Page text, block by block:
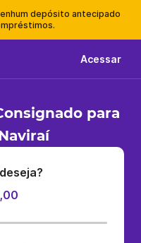
depósito antecipado
Acessar
para